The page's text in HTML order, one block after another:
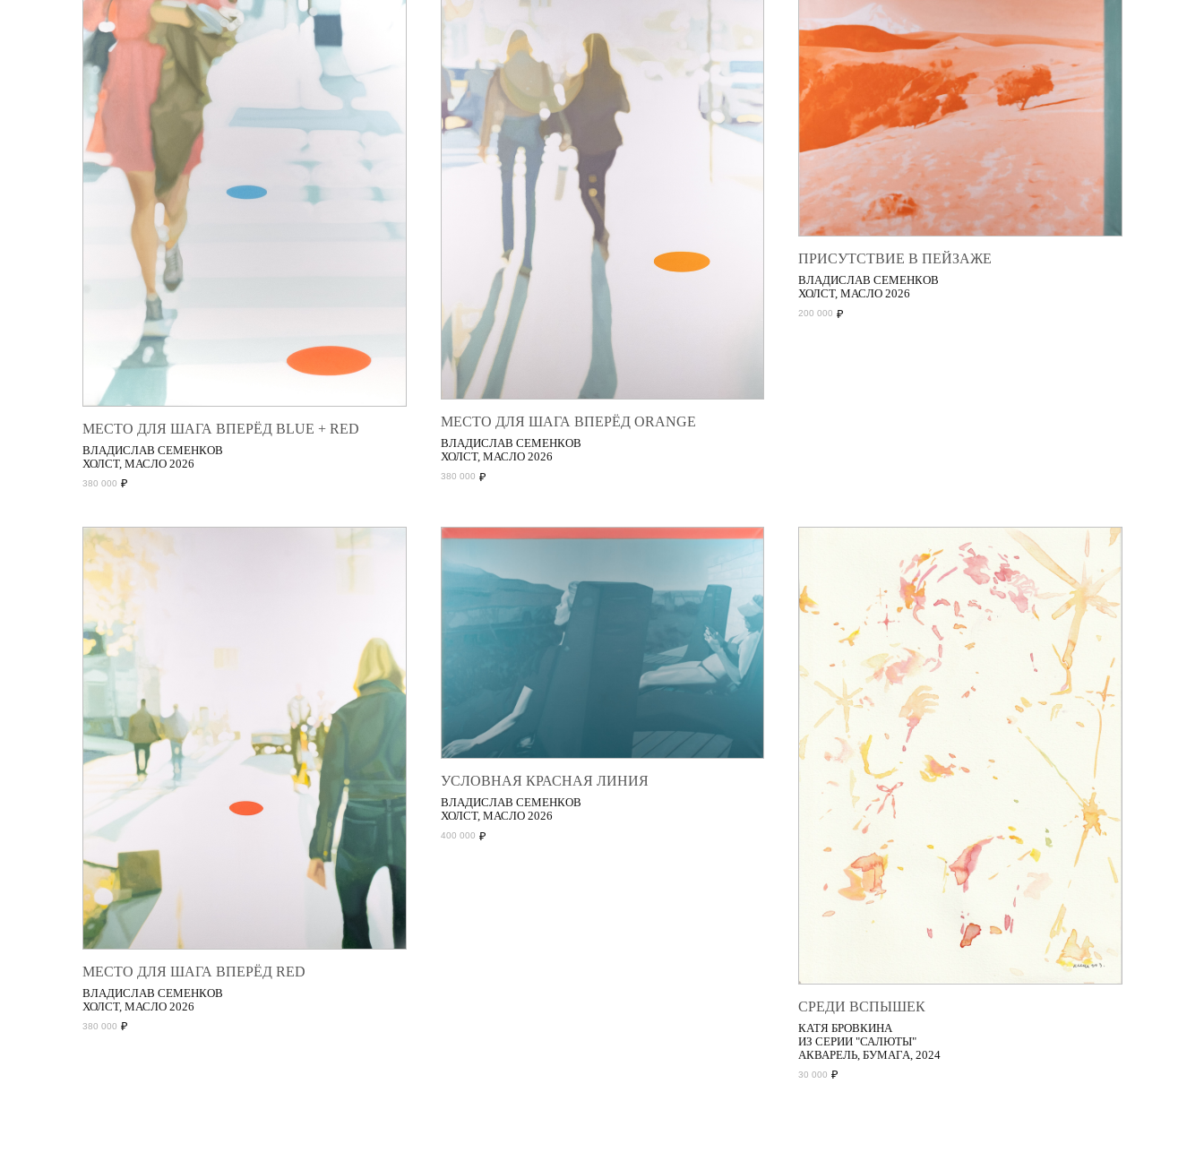
МЕСТО ДЛЯ ШАГА ВПЕРЁД BLUE + RED
ВЛАДИСЛАВ СЕМЕНКОВ
ХОЛСТ, МАСЛО 2026
380 000 ₽
МЕСТО ДЛЯ ШАГА ВПЕРЁД ORANGE
ВЛАДИСЛАВ СЕМЕНКОВ
ХОЛСТ, МАСЛО 2026
380 000 ₽
ПРИСУТСТВИЕ В ПЕЙЗАЖЕ
ВЛАДИСЛАВ СЕМЕНКОВ
ХОЛСТ, МАСЛО 2026
200 000 ₽
МЕСТО ДЛЯ ШАГА ВПЕРЁД RED
ВЛАДИСЛАВ СЕМЕНКОВ
ХОЛСТ, МАСЛО 2026
380 000 ₽
УСЛОВНАЯ КРАСНАЯ ЛИНИЯ
ВЛАДИСЛАВ СЕМЕНКОВ
ХОЛСТ, МАСЛО 2026
400 000 ₽
СРЕДИ ВСПЫШЕК
КАТЯ БРОВКИНА
ИЗ СЕРИИ "САЛЮТЫ"
АКВАРЕЛЬ, БУМАГА, 2024
30 000 ₽